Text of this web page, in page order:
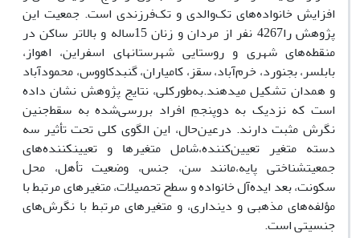
افزایش خانواده‌های تک‌والدی و تک‌فرزندی است. جمعیت این
پژوهش را4267 نفر از مردان و زنان 15ساله و بالاتر ساکن در
منقطه‌های شهری و روستایی شهرستانهای اسفراین، اهواز،
بابلسر، بجنورد، خرم‌آباد، سقز، کامیاران، گنبدکاووس، محمودآباد
و همدان تشکیل میدهند.به‌طورکلی، نتایج پژوهش نشان داده
است که نزدیک به دوپنجمِ افراد بررسی‌شده به سقط‌جنین
نگرش مثبت دارند. درعین‌حال، این الگوی کلی تحت تأثیر سه
دسته متغیر تعیین‌کننده،شامل متغیرها و تعیینکننده‌های
جمعیتشناختی پایه،مانند سن، جنس، وضعیت تأهل، محل
سکونت، بعد ایده‌آل خانواده و سطح تحصیلات، متغیرهای مرتبط با
مؤلفه‌های مذهبی و دینداری، و متغیرهای مرتبط با نگرش‌های
جنسیتی است.